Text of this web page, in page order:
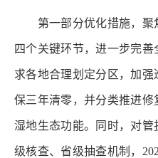
第一部分优化措施，聚
四个关键环节，进一步完
求各地合理划定分区，加
保三年清零，并分类推进
湿地生态功能。同时，对
级核查、省级抽查机制，